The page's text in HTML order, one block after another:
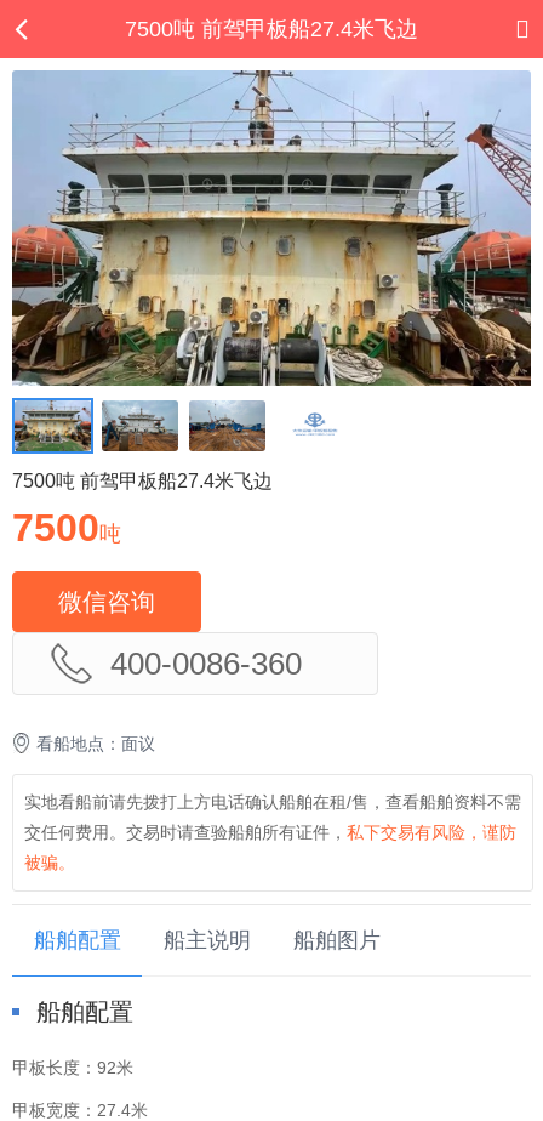
7500吨 前驾甲板船27.4米飞边
7500吨 前驾甲板船27.4米飞边
7500吨
微信咨询
400-0086-360
看船地点：面议
实地看船前请先拨打上方电话确认船舶在租/售，查看船舶资料不需
交任何费用。交易时请查验船舶所有证件， 私下交易有风险，谨防
被骗。
船舶配置 船主说明 船舶图片
船舶配置
甲板长度： 92米
甲板宽度： 27.4米